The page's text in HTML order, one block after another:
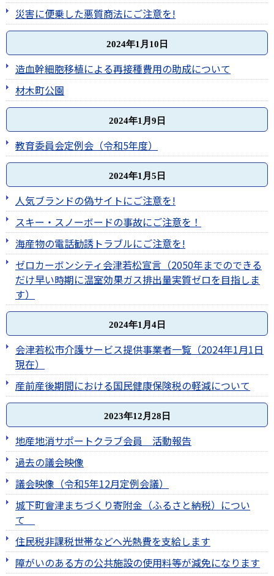
災害に便乗した悪質商法にご注意を!
2024年1月10日
造血幹細胞移植による再接種費用の助成について
材木町公園
2024年1月9日
教育委員会定例会（令和5年度）
2024年1月5日
人気ブランドの偽サイトにご注意を!
スキー・スノーボードの事故にご注意を！
海産物の電話勧誘トラブルにご注意を!
ゼロカーボンシティ会津若松宣言（2050年までのできる
だけ早い時期に温室効果ガス排出量実質ゼロを目指しま
す）
2024年1月4日
会津若松市介護サービス提供事業者一覧（2024年1月1日
現在）
産前産後期間における国民健康保険税の軽減について
2023年12月28日
地産地消サポートクラブ会員 活動報告
過去の議会映像
議会映像（令和5年12月定例会議）
城下町會津まちづくり寄附金（ふるさと納税）につい
て
住民税非課税世帯などへ光熱費を支給します
障がいのある方の公共施設の使用料等が減免になります